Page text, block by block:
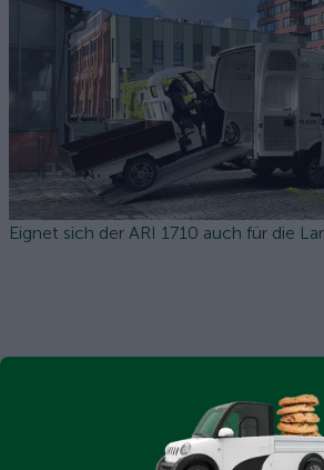
Eignet sich der ARI 1710 auch für die